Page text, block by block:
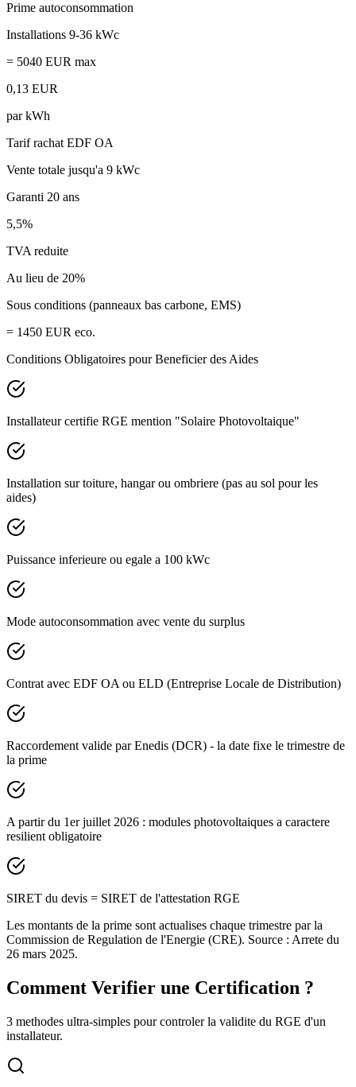
Prime autoconsommation
Installations 9-36 kWc
= 5040 EUR max
0,13 EUR
par kWh
Tarif rachat EDF OA
Vente totale jusqu'a 9 kWc
Garanti 20 ans
5,5%
TVA reduite
Au lieu de 20%
Sous conditions (panneaux bas carbone, EMS)
= 1450 EUR eco.
Conditions Obligatoires pour Beneficier des Aides
Installateur certifie RGE mention "Solaire Photovoltaique"
Installation surtoiture, hangar ou ombriere (pas au sol pour les
aides)
Puissance inferieure ou egale a 100 kWc
Mode autoconsommation avec vente du surplus
Contrat avec EDF OA ou ELD (Entreprise Locale de Distribution)
Raccordement valide parEnedis (DCR) - la date fixe le trimestre de
la prime
A partir du 1er juillet 2026 : modules photovoltaiques a caractere
resilient obligatoire
SIRET du devis = SIRET de l'attestation RGE
Les montants de la prime sont actualises chaque trimestre par la
Commission de Regulation de l'Energie (CRE). Source : Arrete du
26 mars 2025.
Comment Verifier une Certification ?
3 methodes ultra-simples pour controler la validite du RGE d'un
installateur.